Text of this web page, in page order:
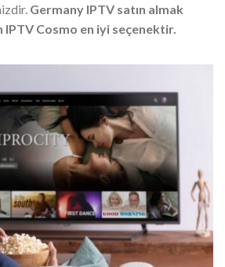
Germany IPTV satın almak
Cosmo en iyi seçenektir.